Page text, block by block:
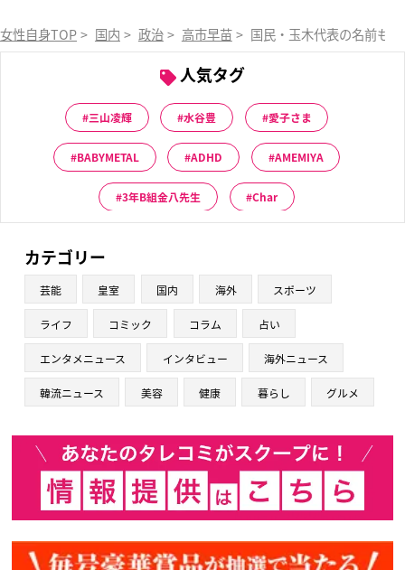
女性自身TOP > 国内 > 政治 > 高市早苗 > 国民・玉木代表の名前も
人気タグ
三山凌輝 水谷豊 愛子さま
BABYMETAL ADHD AMEMIYA
3年B組金八先生 Char
カテゴリー
芸能 皇室 国内 海外 スポーツ
ライフ コミック コラム 占い
エンタメニュース インタビュー 海外ニュース
韓流ニュース 美容 健康 暮らし グルメ